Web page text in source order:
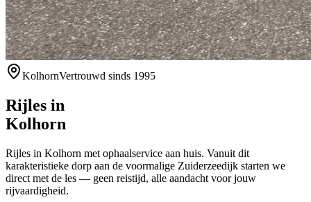
KolhornVertrouwd sinds 1995
Rijles in
Kolhorn
Rijles in Kolhorn met ophaalservice aan huis. Vanuit dit
karakteristieke dorp aan de voormalige Zuiderzeedijk starten we
direct met de les — geen reistijd, alle aandacht voor jouw
rijvaardigheid.